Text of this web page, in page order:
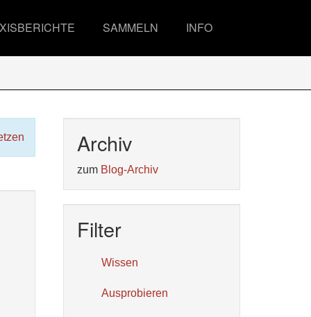
SAMMELN INFO
Archiv
zum Blog-Archiv
Filter
Wissen
Ausprobieren